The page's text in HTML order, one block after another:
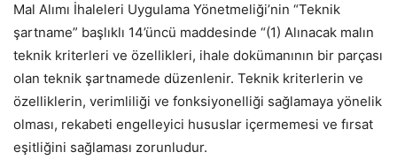
Mal Alımı İhaleleri Uygulama Yönetmeliği’nin “Teknik
şartname” başlıklı 14’üncü maddesinde “(1) Alınacak malın
teknik kriterleri ve özellikleri, ihale dokümanının bir parçası
olan teknik şartnamede düzenlenir. Teknik kriterlerin ve
özelliklerin, verimliliği ve fonksiyonelliği sağlamaya yönelik
olması, rekabeti engelleyici hususlar içermemesi ve fırsat
eşitliğini sağlaması zorunludur.